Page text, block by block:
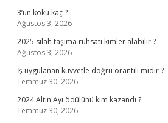
3’ün kökü kaç ?
Ağustos 3, 2026
2025 silah taşıma ruhsatı kimler alabilir ?
Ağustos 3, 2026
İş uygulanan kuvvetle doğru orantılı mıdır ?
Temmuz 30, 2026
2024 Altın Ayı ödülünü kim kazandı ?
Temmuz 30, 2026